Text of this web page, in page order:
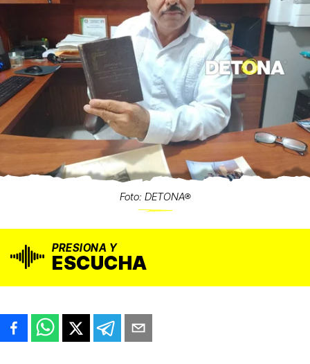
Foto: DETONA®
PRESIONA Y
ESCUCHA